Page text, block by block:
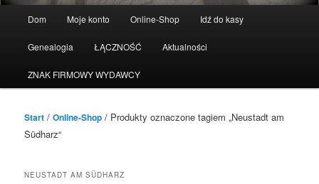
Dom Moje konto Online-Shop Idź do kasy
Genealogia ŁĄCZNOŚĆ Aktualności
ZNAK FIRMOWY WYDAWCY
Start /Online-Shop / Produkty oznaczone tagiem „Neustadt am
Südharz“
NEUSTADT AM SÜDHARZ